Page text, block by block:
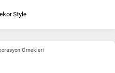
Örnekleri